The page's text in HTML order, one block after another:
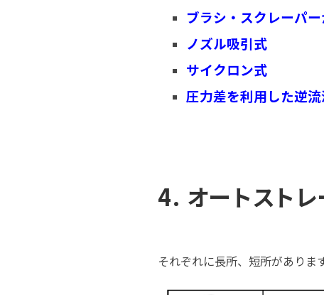
ブラシ・スクレーパ
ノズル吸引式
サイクロン式
圧力差を利用した逆
4. オートストレ
それぞれに長所、短所があります